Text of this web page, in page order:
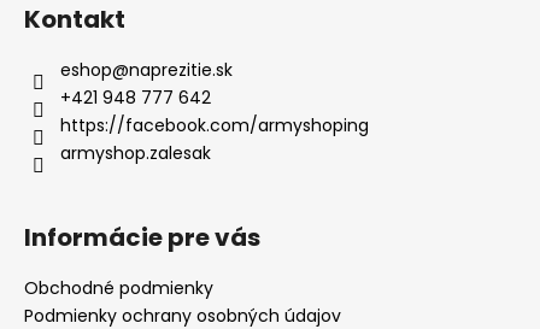
Kontakt
eshop@naprezitie.sk
+421 948 777 642
https://facebook.com/armyshoping
armyshop.zalesak
Informácie pre vás
Obchodné podmienky
Podmienky ochrany osobných údajov